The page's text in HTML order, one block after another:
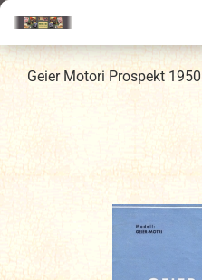
Geier Motori Prospekt 1950